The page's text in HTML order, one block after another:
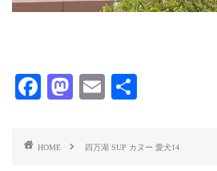
F
eb
M
to
E
ai
HOME 四万湖 SUP カヌー 愛犬14